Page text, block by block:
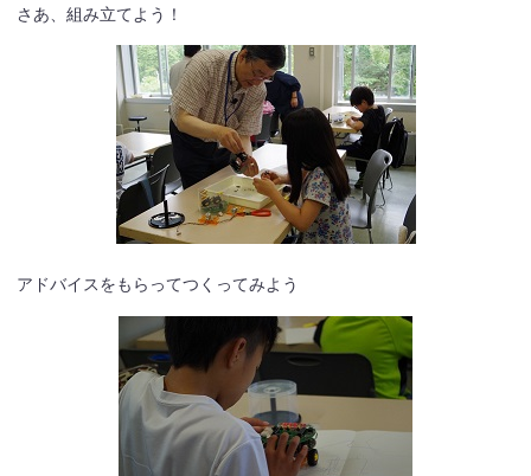
さあ、組み立てよう！
アドバイスをもらってつくってみよう